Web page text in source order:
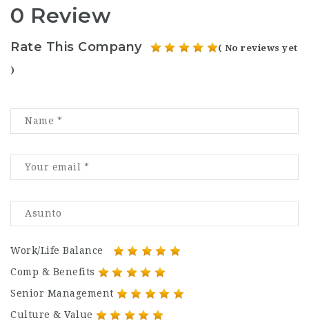
0 Review
Rate This Company ( No reviews yet
)
Work/Life Balance
Comp & Benefits
Senior Management
Culture & Value